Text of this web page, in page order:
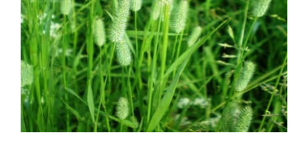
DETALLS